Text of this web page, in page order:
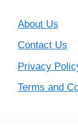
About Us
Contact Us
Privacy
Terms and